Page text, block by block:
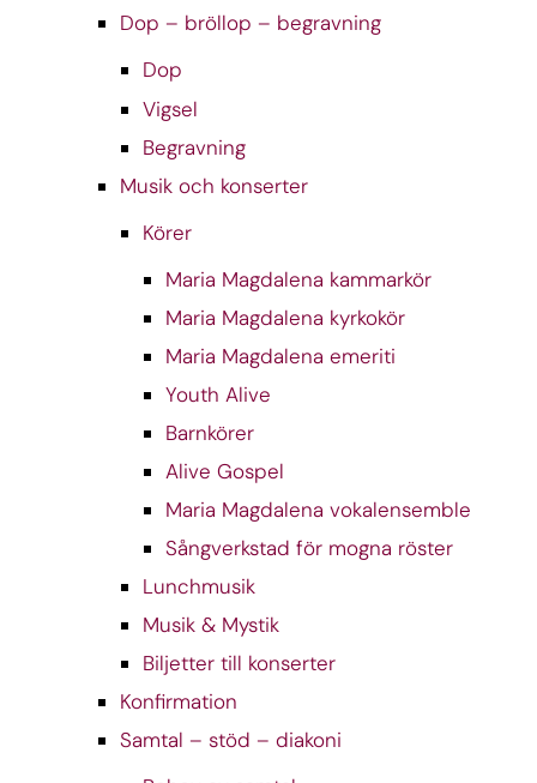
Dop – bröllop – begravning
Dop
Vigsel
Begravning
Musik och konserter
Körer
Maria Magdalena kammarkör
Maria Magdalena kyrkokör
Maria Magdalena emeriti
Youth Alive
Barnkörer
Alive Gospel
Maria Magdalena vokalensemble
Sångverkstad för mogna röster
Lunchmusik
Musik & Mystik
Biljetter till konserter
Konfirmation
Samtal – stöd – diakoni